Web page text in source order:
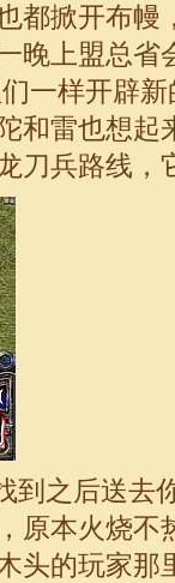
都掀开布幔
晚上盟总省
一样开辟
和雷也想起
刀兵路线，
到之后送
原本火烧不
头的玩家那